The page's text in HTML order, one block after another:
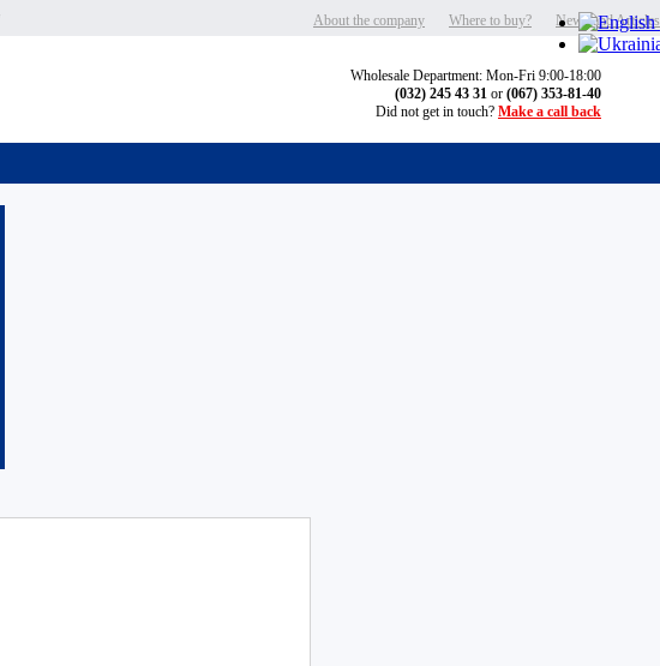
News and Articles
Where to buy?
About the company
Wholesale Department: Mon-Fri 9:00-18:00
(032) 245 43 31 or (067) 353-81-40
Did not get in touch? Make a call back